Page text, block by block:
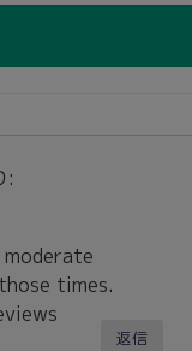
:
times.
返信